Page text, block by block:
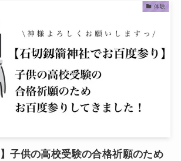
体験
】子供の高校受験の合格祈願のため